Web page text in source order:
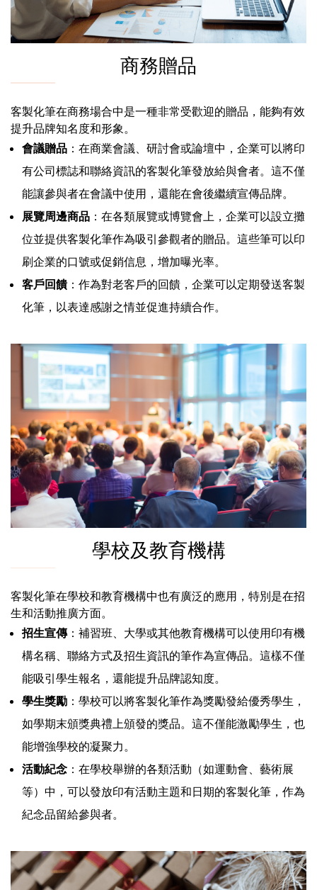
商務贈品
客製化筆在商務場合中是一種非常受歡迎的贈品，能夠有效
提升品牌知名度和形象。
會議贈品 ：在商業會議、研討會或論壇中，企業可以將印
有公司標誌和聯絡資訊的客製化筆發放給與會者。這不僅
能讓參與者在會議中使用，還能在會後繼續宣傳品牌。
展覽周邊商品 ：在各類展覽或博覽會上，企業可以設立攤
位並提供客製化筆作為吸引參觀者的贈品。這些筆可以印
刷企業的口號或促銷信息，增加曝光率。
客戶回饋：作為對老客戶的回饋，企業可以定期發送客製
化筆，以表達感謝之情並促進持續合作。
學校及教育機構
客製化筆在學校和教育機構中也有廣泛的應用，特別是在招
生和活動推廣方面。
招生宣傳：補習班、大學或其他教育機構可以使用印有機
構名稱、聯絡方式及招生資訊的筆作為宣傳品。這樣不僅
能吸引學生報名，還能提升品牌認知度。
學生獎勵 ：學校可以將客製化筆作為獎勵發給優秀學生，
如學期末頒獎典禮上頒發的獎品。這不僅能激勵學生，也
能增強學校的凝聚力。
活動紀念 ：在學校舉辦的各類活動（如運動會、藝術展
等）中，可以發放印有活動主題和日期的客製化筆，作為
紀念品留給參與者。